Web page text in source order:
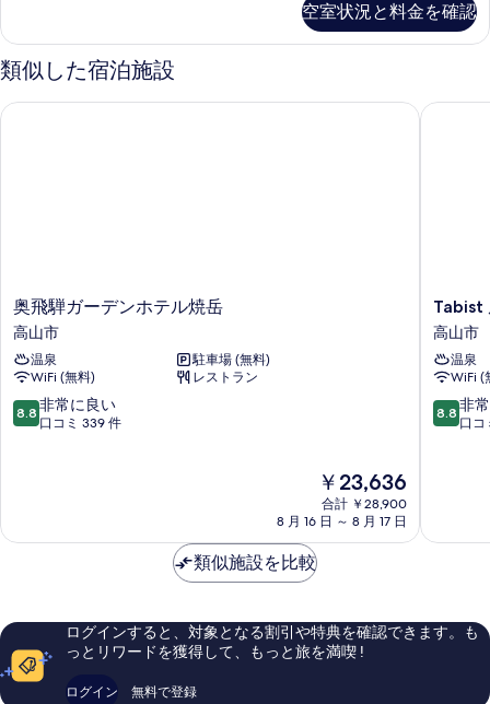
べ
て
の
る
ル
ー
ム
の
写
真
表
ル
ー
ム
禁
煙
ァ
ミ
ー
ス
ル
ー
ム
禁
ー
ド
の
す
ン
ダ
ー
ド
フ
バ
ス
ー
煙
イ
空室状況と料金を確認
類似した宿泊施設
奥
飛
騨
ガ
ー
デ
ン
高
奥飛騨ガーデンホテル焼岳
高山市
温泉
駐車場 (無料)
WiFi (無料)
レストラン
10
段
に
コ
339
件
8.8 非常に良い
口コミ 339 件
現
在
の
金
￥23,636
合計 ￥28,900
8 月 16 日 ～ 8 月 17 日
奥飛騨ガーデンホテル焼岳
Tabist
風
雪
高
山
市
Tabist
高山市
温泉
WiFi (
10
段
に
コ
ミ
8.8 非
口コ
Tabist
類似施設を比較
ログインすると、対象となる割引や特典を確認できます。も
っとリワードを獲得して、もっと旅を満喫 !
ログイン 無料で登録